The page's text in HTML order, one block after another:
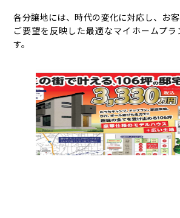
各分譲地には、時代の変化に対応し、お
ご要望を反映した最適なマイホームプラ
す。